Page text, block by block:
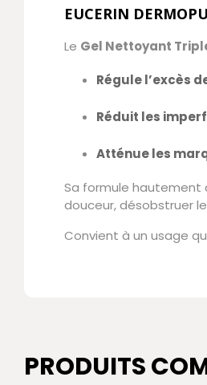
EUCERIN
Le Gel Nettoyant
Régule l’excès
Réduit les
Atténue les
Sa formule hautement
douceur, désobstruer
Convient à un usage
PRODUITS